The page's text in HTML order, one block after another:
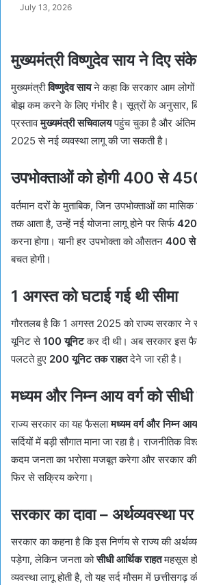
July 13, 2026
मुख्यमंत्री विष्णुदेव साय ने दिए
मुख्यमंत्रीविष्णुदेव सायने कहा कि सरकार आम लोगों
बोझ कम करने के लिए गंभीर है। सूत्रों के अनुसार,
प्रस्तावमुख्यमंत्री सचिवालयपहुंच चुका है और अंतिम
2025 से नई व्यवस्था लागू की जा सकती है।
उपभोक्ताओं को होगी 400 से
वर्तमान दरों के मुताबिक, जिन उपभोक्ताओं का
तक आता है, उन्हें नई योजना लागू होने पर सिर्फ
करना होगा। यानी हर उपभोक्ता को औसतन 400 से
बचत होगी।
1 अगस्त को घटाई गई थी सीमा
गौरतलब है कि 1 अगस्त 2025 को राज्य सरकार ने
यूनिट से100 यूनिटकर दी थी। अब सरकार इस
पलटते हुए 200 यूनिट तक राहतदेने जा रही है।
मध्यम और निम्न आय वर्ग को सीधी
राज्य सरकार का यह फैसलामध्यम वर्ग और निम्न आय
सर्दियों में बड़ी सौगात माना जा रहा है। राजनीतिक
कदम जनता का भरोसा मजबूत करेगा और सरकार
फिर से सक्रिय करेगा।
सरकार का दावा – अर्थव्यवस्था
सरकार का कहना है कि इस निर्णय से राज्य की
पड़ेगा, लेकिन जनता कोसीधी आर्थिक राहतमहसूस
व्यवस्था लागू होती है, तो यह सर्द मौसम में छत्तीसगढ़